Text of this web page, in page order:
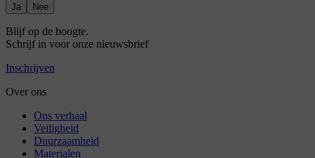
Ja Nee